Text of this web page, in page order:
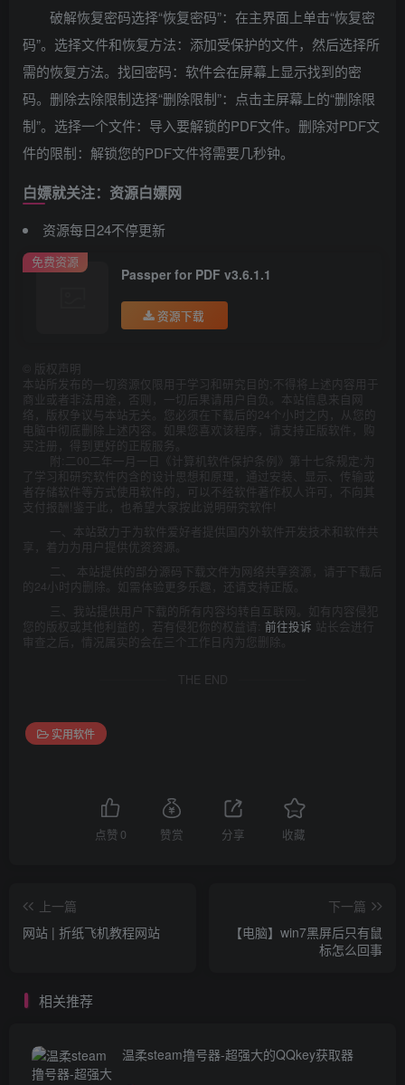
破解恢复密码选择“恢复密码”：在主界面上单击“恢复密
码”。选择文件和恢复方法：添加受保护的文件，然后选择所
需的恢复方法。找回密码：软件会在屏幕上显示找到的密
码。删除去除限制选择“删除限制”：点击主屏幕上的“删除限
制”。选择一个文件：导入要解锁的PDF文件。删除对PDF文
件的限制：解锁您的PDF文件将需要几秒钟。
白嫖就关注：资源白嫖网
资源每日24不停更新
免费资源
Passper for PDF v3.6.1.1
资源下载
版权声明
本站所发布的一切资源仅限用于学习和研究目的;不得将上述内容用于
商业或者非法用途，否则，一切后果请用户自负。本站信息来自网
络，版权争议与本站无关。您必须在下载后的24个小时之内，从您的
电脑中彻底删除上述内容。如果您喜欢该程序，请支持正版软件，购
买注册，得到更好的正版服务。
附:二00二年一月一日《计算机软件保护条例》第十七条规定:为
了学习和研究软件内含的设计思想和原理，通过安装、显示、传输或
者存储软件等方式使用软件的，可以不经软件著作权人许可，不向其
支付报酬!鉴于此，也希望大家按此说明研究软件!
一、本站致力于为软件爱好者提供国内外软件开发技术和软件共
享，着力为用户提供优资资源。
二、 本站提供的部分源码下载文件为网络共享资源，请于下载后
的24小时内删除。如需体验更多乐趣，还请支持正版。
三、我站提供用户下载的所有内容均转自互联网。如有内容侵犯
您的版权或其他利益的，若有侵犯你的权益请: 前往投诉 站长会进行
审查之后，情况属实的会在三个工作日内为您删除。
THE END
实用软件
点赞 0 赞赏 分享 收藏
上一篇
网站 | 折纸飞机教程网站
下一篇
【电脑】win7黑屏后只有鼠
标怎么回事
相关推荐
温柔steam撸号器-超强大的QQkey获取器